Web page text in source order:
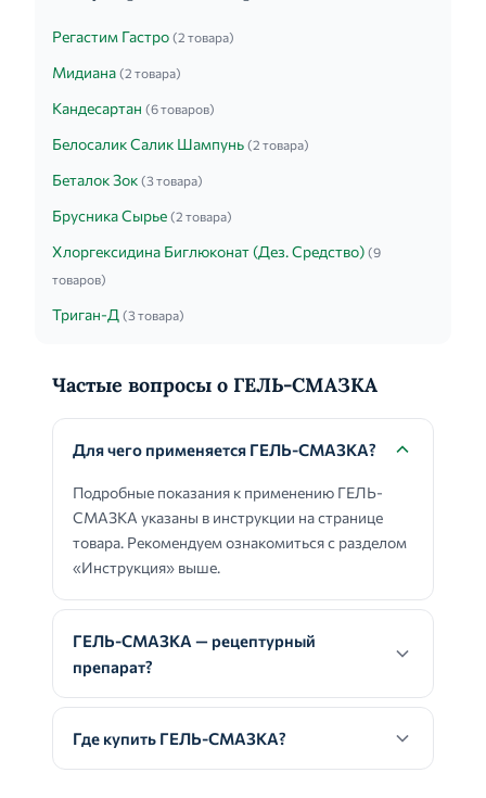
Регастим Гастро (2 товара)
Мидиана (2 товара)
Кандесартан (6 товаров)
Белосалик Салик Шампунь (2 товара)
Беталок Зок (3 товара)
Брусника Сырье (2 товара)
Хлоргексидина Биглюконат (Дез. Средство) (9
товаров)
Триган-Д (3 товара)
Частые вопросы о ГЕЛЬ-СМАЗКА
Для чего применяется ГЕЛЬ-СМАЗКА?
Подробные показания к применению ГЕЛЬ-
СМАЗКА указаны в инструкции на странице
товара. Рекомендуем ознакомиться с разделом
«Инструкция» выше.
ГЕЛЬ-СМАЗКА — рецептурный
препарат?
Где купить ГЕЛЬ-СМАЗКА?